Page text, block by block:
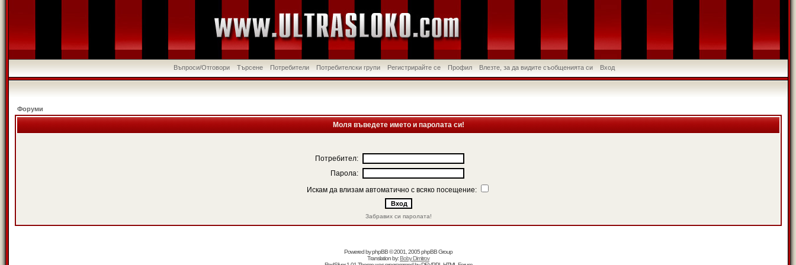
Въпроси/Отговори Търсене Потребители Потребителски групи Регистрирайте се Профил Влезте, за да видите съобщенията си Вход
Форуми
Моля въведете името и паролата си!
Потребител:
Парола:
Искам да влизам автоматично с всяко посещение:
Забравих си паролата!
Powered byphpBB© 2001, 2005 phpBB Group
Translation by:Boby Dimitrov